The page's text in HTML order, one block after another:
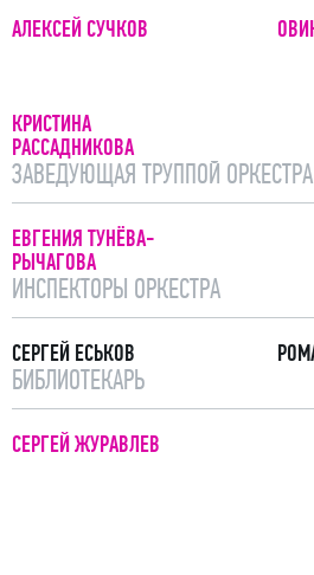
АЛЕКСЕЙ СУЧКОВ
КРИСТИНА
РАССАДНИКОВА
ЗАВЕДУЮЩАЯ ТРУППОЙ ОРКЕСТРА
ЕВГЕНИЯ ТУНЁВА-
РЫЧАГОВА
ИНСПЕКТОРЫ ОРКЕСТРА
СЕРГЕЙ ЕСЬКОВ
БИБЛИОТЕКАРЬ
СЕРГЕЙ ЖУРАВЛЕВ